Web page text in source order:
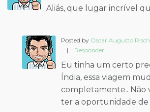
Aliás, que lugar incrível
Posted by Oscar Augusto Risch
|
Responder
Eu tinha um certo
Índia, essa viagem
completamente.. Não
ter a oportunidade de